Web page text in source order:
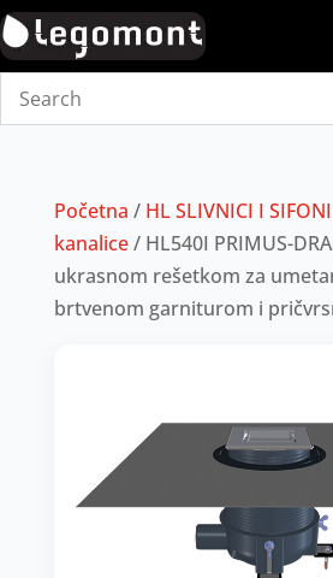
Početna / HL SLIVNICI I SIFONI
kanalice/ HL540I PRIMUS-
ukrasnom rešetkom za
brtvenom garniturom i